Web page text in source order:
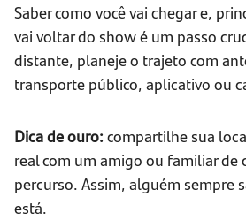
Saber como você vai chegar e,
vai voltar do show é um passo
distante, planeje o trajeto com
transporte público, aplicativo ou
Dica de ouro: compartilhe sua
real com um amigo ou familiar de
percurso. Assim, alguém sempre
está.